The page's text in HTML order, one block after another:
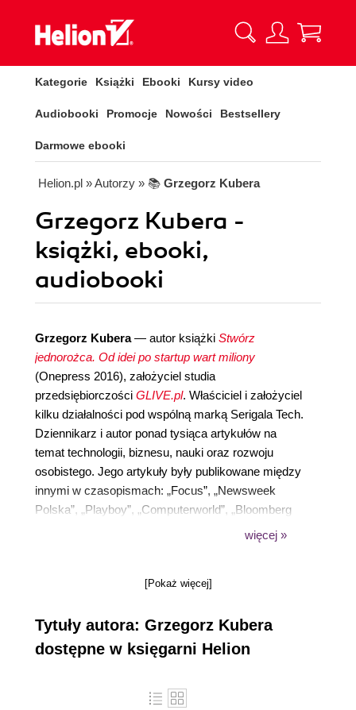
Kategorie Książki Ebooki Kursy video
Audiobooki Promocje Nowości Bestsellery
Darmowe ebooki
Helion.pl » Autorzy » 📚 Grzegorz Kubera
Grzegorz Kubera -
książki, ebooki,
audiobooki
Grzegorz Kubera— autor książki Stwórz
jednorożca. Od idei po startup wart miliony
(Onepress 2016), założyciel studia
przedsiębiorczości GLIVE.pl. Właściciel i założyciel
kilku działalności pod wspólną marką Serigala Tech.
Dziennikarz i autor ponad tysiąca artykułów na
temat technologii, biznesu, nauki oraz rozwoju
osobistego. Jego artykuły były publikowane między
innymi w czasopismach: „Focus”, „Newsweek
Polska”, „Playboy”, „Computerworld”, „Bloomberg
Businessweek Polska”, „CD-Action”. Redaktor
samotności, typ osobowości INTJ. Mieszka we
zobaczyć, czym zajmuje się teraz, w tej konkretnej
chwili.
więcej »
[Pokaż więcej]
Tytuły autora: Grzegorz Kubera
dostępne w księgarni Helion